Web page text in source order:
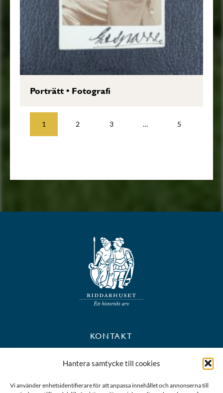
Hantera samtycke till cookies
Vi använder enhetsidentifierare för att anpassa innehållet och annonserna till
Porträtt• Fotografi
1 2 3 … 5
KONTAKT